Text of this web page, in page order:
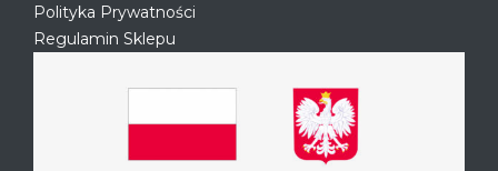
Polityka Prywatności
Regulamin Sklepu